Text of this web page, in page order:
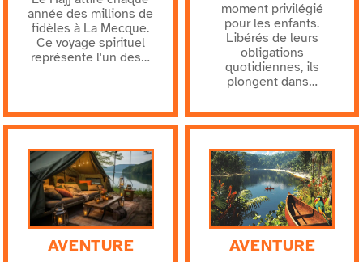
année des millions de
fidèles à La Mecque.
Ce voyage spirituel
représente l'un des…
moment privilégié
pour les enfants.
Libérés de leurs
obligations
quotidiennes, ils
plongent dans…
AVENTURE AVENTURE